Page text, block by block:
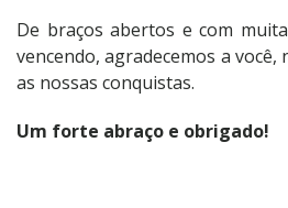
De braços abertos e com
vencendo, agradecemos a
as nossas conquistas.
Um forte abraço e obrigado!